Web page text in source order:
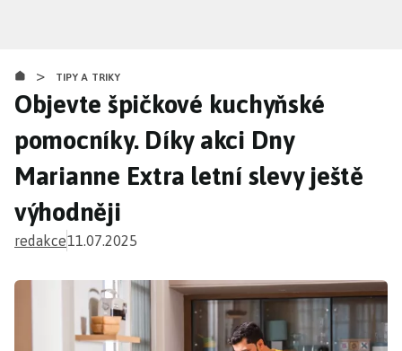
obsahu
> TIPY A TRIKY
Objevte špičkové kuchyňské
pomocníky. Díky akci Dny
Marianne Extra letní slevy ještě
výhodněji
redakce11.07.2025